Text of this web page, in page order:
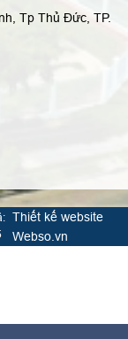
Tp Thủ Đức, TP.
Thiết kế website
Webso.vn